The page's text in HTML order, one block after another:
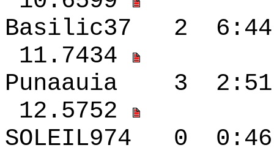
Basilic37 2
11.7434
Punaauia 3
12.5752
SOLEIL974 0